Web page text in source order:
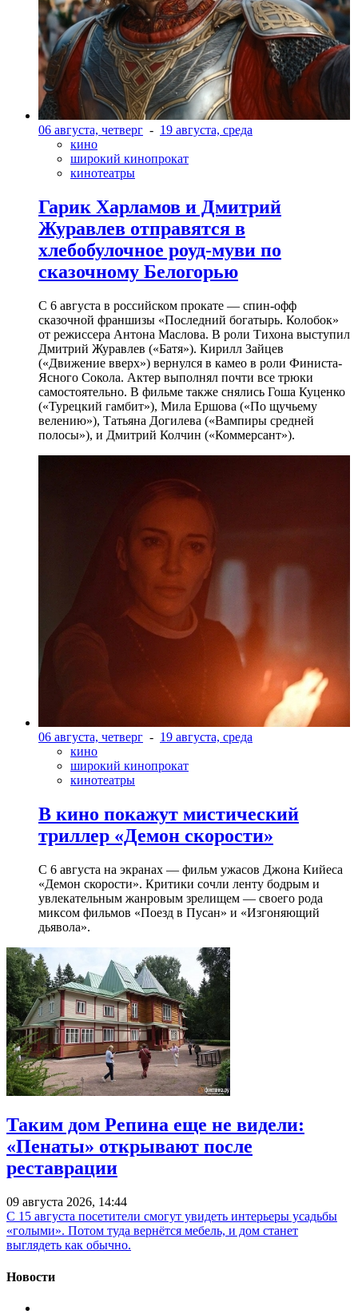
06 августа, четверг - 19 августа, среда
кино
широкий кинопрокат
кинотеатры
Гарик Харламов и Дмитрий
Журавлев отправятся в
хлебобулочное роуд-муви по
сказочному Белогорью
С 6 августа в российском прокате — спин-офф
сказочной франшизы «Последний богатырь. Колобок»
от режиссера Антона Маслова. В роли Тихона выступил
Дмитрий Журавлев («Батя»). Кирилл Зайцев
(«Движение вверх») вернулся в камео в роли Финиста-
Ясного Сокола. Актер выполнял почти все трюки
самостоятельно. В фильме также снялись Гоша Куценко
(«Турецкий гамбит»), Мила Ершова («По щучьему
велению»), Татьяна Догилева («Вампиры средней
полосы»), и Дмитрий Колчин («Коммерсант»).
06 августа, четверг - 19 августа, среда
кино
широкий кинопрокат
кинотеатры
В кино покажут мистический
триллер «Демон скорости»
С 6 августа на экранах — фильм ужасов Джона Кийеса
«Демон скорости». Критики сочли ленту бодрым и
увлекательным жанровым зрелищeм — своего рода
миксом фильмов «Поезд в Пусан» и «Изгоняющий
дьявола».
Таким дом Репина еще не видели:
«Пенаты» открывают после
реставрации
09 августа 2026, 14:44
С 15 августа посетители смогут увидеть интерьеры усадьбы
«голыми». Потом туда вернётся мебель, и дом станет
выглядеть как обычно.
Новости